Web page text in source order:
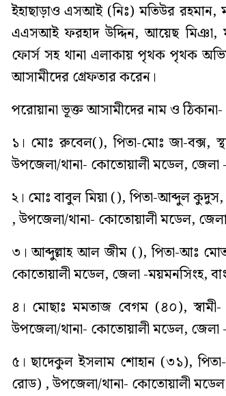
ইহাছাড়াও এসআই (নিঃ) মতিউর
এএসআই ফরহাদ উদ্দিন, আয়েছ মিঞা,
ফোর্স সহ থানা এলাকায় পৃথক পৃথক
আসামীদের গ্রেফতার করেন।
পরোয়ানা ভূক্ত আসামীদের নাম ও ঠিকানা-
১। মোঃ রুবেল(), পিতা-মোঃ জা-বক্স,
উপজেলা/থানা- কোতোয়ালী মডেল, জেলা
২। মোঃ বাবুল মিয়া (), পিতা-আব্দুল কুদুস,
, উপজেলা/থানা- কোতোয়ালী মডেল,
৩। আব্দুল্লাহ আল জীম (), পিতা-আঃ
কোতোয়ালী মডেল, জেলা -ময়মনসিংহ,
৪। মোছাঃ মমতাজ বেগম (৪০), স্বামী-
উপজেলা/থানা- কোতোয়ালী মডেল, জেলা
৫। ছাদেকুল ইসলাম শোহান (৩১),
রোড) , উপজেলা/থানা- কোতোয়ালী